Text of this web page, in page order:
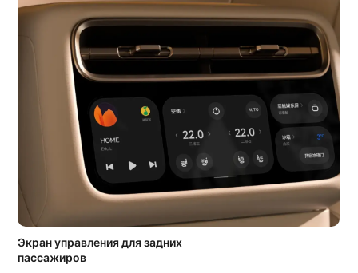
Экран управления для задних
пассажиров